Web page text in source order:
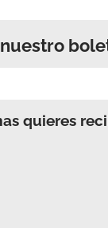
quieres